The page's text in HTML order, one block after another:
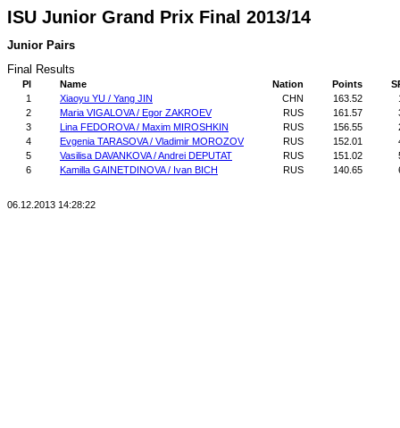
ISU Junior Grand Prix Final 2013/14
Junior Pairs
Final Results
Pl Name Nation Points
1
Xiaoyu YU / Yang JIN CHN 163.52
2
Maria VIGALOVA / Egor ZAKROEV RUS 161.57
3
Lina FEDOROVA / Maxim MIROSHKIN RUS 156.55
4
Evgenia TARASOVA / Vladimir MOROZOV RUS 152.01
5
Vasilisa DAVANKOVA / Andrei DEPUTAT RUS 151.02
6
Kamilla GAINETDINOVA / Ivan BICH RUS 140.65
06.12.2013 14:28:22